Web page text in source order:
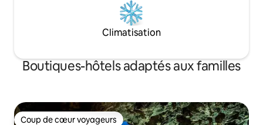
Climatisation
Boutiques-hôtels adaptés aux familles
Coup de cœur voyageurs